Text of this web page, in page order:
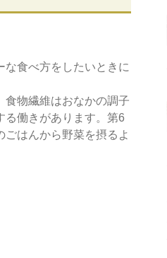
食べ方をしたいときに
食物繊維はおなかの調子
る働きがあります。第6
はんから野菜を摂るよ